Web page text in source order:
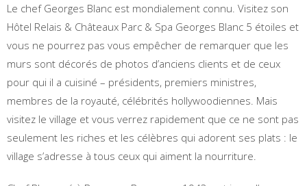
Le chef Georges Blanc est mondialement connu. Visitez son
Hôtel Relais & Châteaux Parc & Spa Georges Blanc 5 étoiles et
vous ne pourrez pas vous empêcher de remarquer que les
murs sont décorés de photos d’anciens clients et de ceux
pour qui il a cuisiné – présidents, premiers ministres,
membres de la royauté, célébrités hollywoodiennes. Mais
visitez le village et vous verrez rapidement que ce ne sont pas
seulement les riches et les célèbres qui adorent ses plats : le
village s’adresse à tous ceux qui aiment la nourriture.